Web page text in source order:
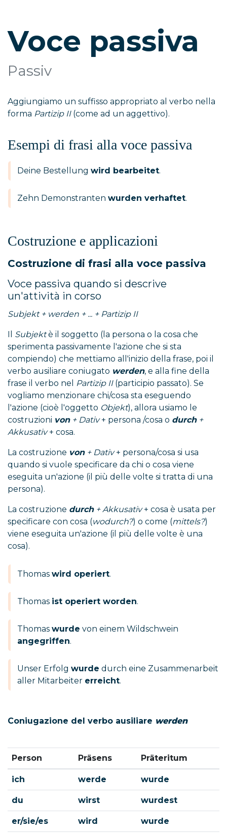
Voce passiva
Passiv
Aggiungiamo un suffisso appropriato al verbo nella
forma Partizip II(come ad un aggettivo).
Esempi di frasi alla voce passiva
Deine Bestellung wird bearbeitet.
Zehn Demonstranten wurden verhaftet.
Costruzione e applicazioni
Costruzione di frasi alla voce passiva
Voce passiva quando si descrive
un'attività in corso
Subjekt + werden + ... + Partizip II
Il Subjektè il soggetto (la persona o la cosa che
sperimenta passivamente l'azione che si sta
compiendo) che mettiamo all'inizio della frase, poi il
verbo ausiliare coniugato werden, e alla fine della
frase il verbo nel
Partizip II(participio passato). Se
vogliamo menzionare chi/cosa sta eseguendo
l'azione (cioè l'oggetto Objekt), allora usiamo le
costruzioni von+ Dativ+ persona /cosa o durch+
Akkusativ+ cosa.
La costruzione von+ Dativ+ persona/cosa si usa
quando si vuole specificare da chi o cosa viene
eseguita un'azione (il più delle volte si tratta di una
persona).
La costruzione durch+ Akkusativ+ cosa è usata per
specificare con cosa (wodurch?) o come (mittels?)
viene eseguita un'azione (il più delle volte è una
cosa).
Thomas wird operiert.
Thomas ist operiert worden.
Thomas wurde von einem Wildschwein
angegriffen.
Unser Erfolg wurde durch eine Zusammenarbeit
aller Mitarbeiter erreicht.
Coniugazione del verbo ausiliare werden
Person Präsens Präteritum
ich werde wurde
du wirst wurdest
er/sie/es wird wurde